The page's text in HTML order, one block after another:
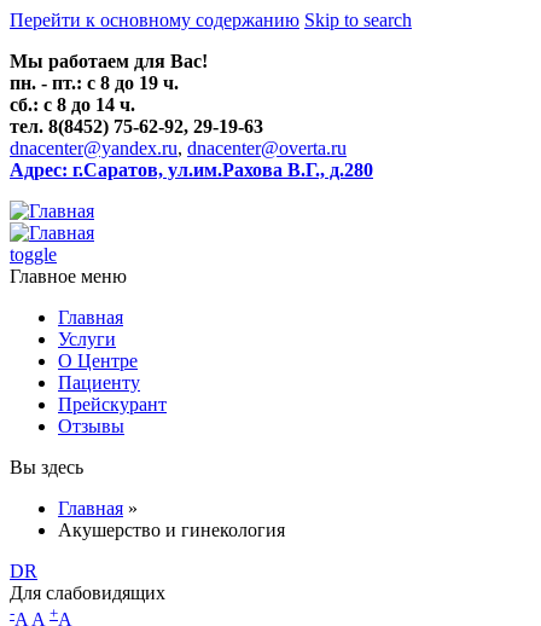
Перейти к основному содержанию Skip to search
Мы работаем для Вас!
пн. - пт.: с 8 до 19 ч.
сб.: с 8 до 14 ч.
тел. 8(8452) 75-62-92, 29-19-63
dnacenter@yandex.ru, dnacenter@overta.ru
Адрес: г.Саратов, ул.им.Рахова В.Г., д.280
toggle
Главное меню
Главная
Услуги
О Центре
Пациенту
Прейскурант
Отзывы
Вы здесь
Главная »
Акушерство и гинекология
DR
Для слабовидящих
-A A +A